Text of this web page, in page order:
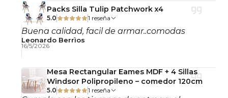
Material patas:Metal
Terminación patas: Dorado o Negro
Ancho asiento:50 cm
Alto asiento:
Profundidad:57 cm
Uso recomendado:Interior
Packs Silla Tulip Patchwork x4
5.0 1 reseña
Buena calidad, facil de armar..comodas
Leonardo Berrìos
16/5/2026
Mesa Rectangular Eames MDF + 4 Sillas
Windsor Polipropileno – comedor 120cm
5.0 1 reseña